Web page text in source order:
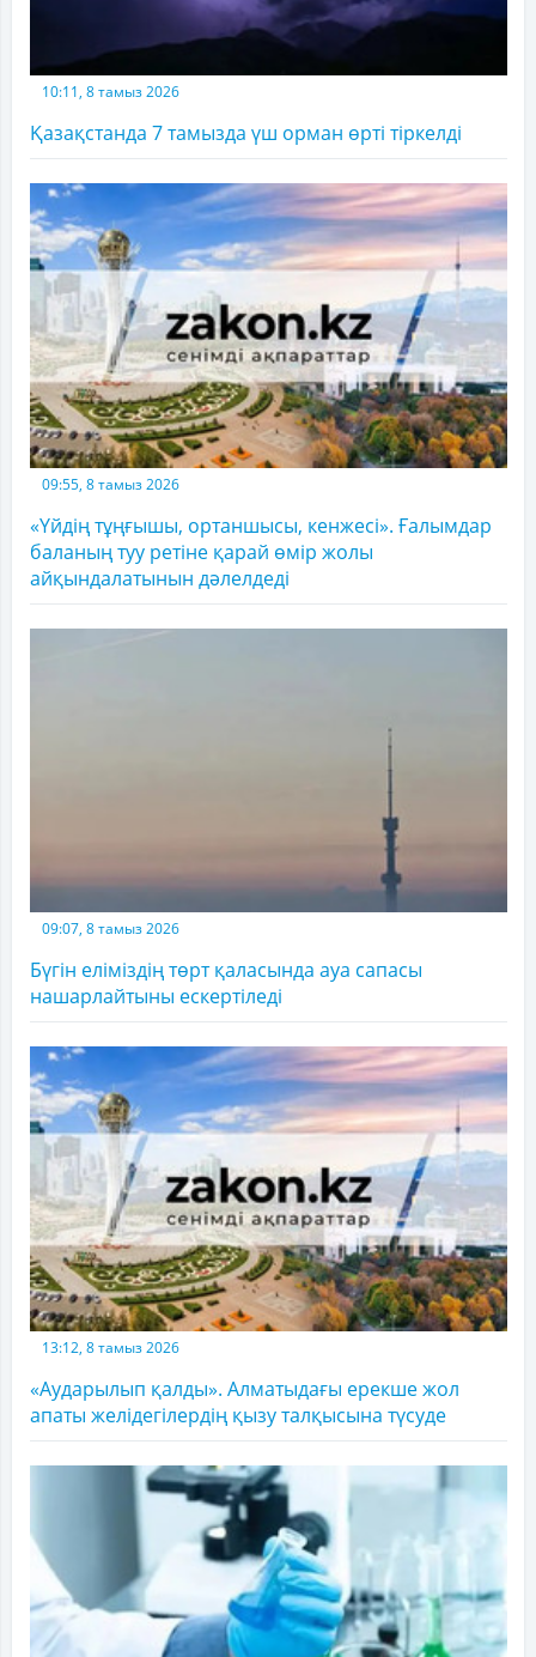
10:11, 8 тамыз 2026
Қазақстанда 7 тамызда үш орман өрті тіркелді
09:55, 8 тамыз 2026
«Үйдің тұңғышы, ортаншысы, кенжесі». Ғалымдар
баланың туу ретіне қарай өмір жолы
айқындалатынын дәлелдеді
09:07, 8 тамыз 2026
Бүгін еліміздің төрт қаласында ауа сапасы
нашарлайтыны ескертіледі
13:12, 8 тамыз 2026
«Аударылып қалды». Алматыдағы ерекше жол
апаты желідегілердің қызу талқысына түсуде